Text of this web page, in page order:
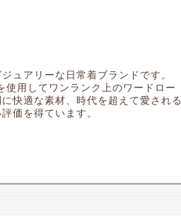
ュアリーな日常着ブランドです。
用してワンランク上のワードロー
快適な素材、時代を超えて愛される
価を得ています。